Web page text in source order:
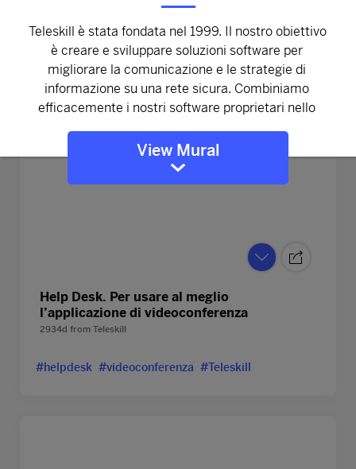
View Mural
#e-learning #Teleskill #formazione #blended
Help Desk. Per usare al meglio
l’applicazione di videoconferenza
2934d from Teleskill
#helpdesk #videoconferenza #Teleskill